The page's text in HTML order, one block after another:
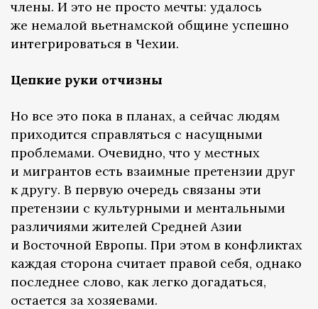
члены. И это не просто мечты: удалось
же немалой вьетнамской общине успешно
интегрироваться в Чехии.
Цепкие руки отчизны
Но все это пока в планах, а сейчас людям
приходится справляться с насущными
проблемами. Очевидно, что у местных
и мигрантов есть взаимные претензии друг
к другу. В первую очередь связаны эти
претензии с культурными и ментальными
различиями жителей Средней Азии
и Восточной Европы. При этом в конфликтах
каждая сторона считает правой себя, однако
последнее слово, как легко догадаться,
остается за хозяевами.